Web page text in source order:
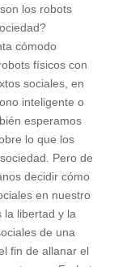
los robots
cómodo
físicos con
sociales, en
inteligente o
esperamos
lo que los
Pero de
decidir cómo
en nuestro
la libertad y la
de una
fin de allanar el